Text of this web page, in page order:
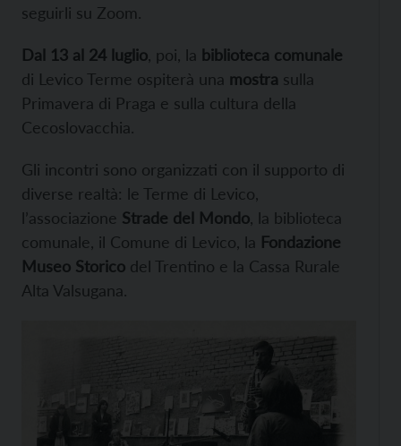
seguirli su Zoom.
Dal 13 al 24 luglio , poi, la biblioteca comunale
di Levico Terme ospiterà una mostra sulla
Primavera di Praga e sulla cultura della
Cecoslovacchia.
Gli incontri sono organizzati con il supporto di
diverse realtà: le Terme di Levico,
l’associazione Strade del Mondo , la biblioteca
comunale, il Comune di Levico, la Fondazione
Museo Storico del Trentino e la Cassa Rurale
Alta Valsugana.